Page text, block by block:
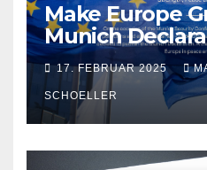
Make Europe
Munich
Strength,
Freedom
17. FEBRUAR 2025
SCHOELLER